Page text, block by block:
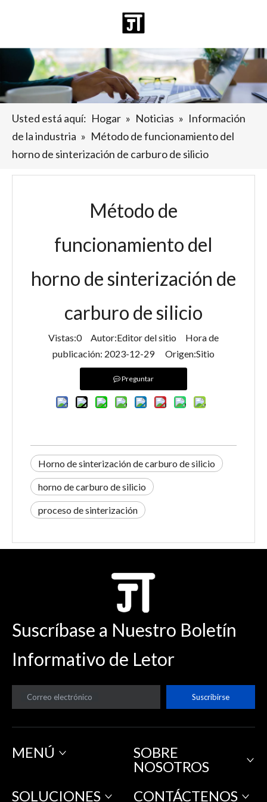
Deutsch
Pусский
العربية
Usted está aquí: Hogar » Noticias » Información
de la industria » Método de funcionamiento del
horno de sinterización de carburo de silicio
Método de
funcionamiento del
horno de sinterización de
carburo de silicio
Vistas:0Autor:Editor del sitio Hora de
publicación: 2023-12-29 Origen:Sitio
Preguntar
Horno de sinterización de carburo de silicio
horno de carburo de silicio
proceso de sinterización
Suscríbase a Nuestro Boletín
Informativo de Letor
Correo electrónico Suscribirse
MENÚ
SOBRE
NOSOTROS
SOLUCIONES
CONTÁCTENOS